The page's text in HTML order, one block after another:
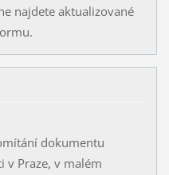
najdete aktualizované
dokumentu
v Praze, v malém